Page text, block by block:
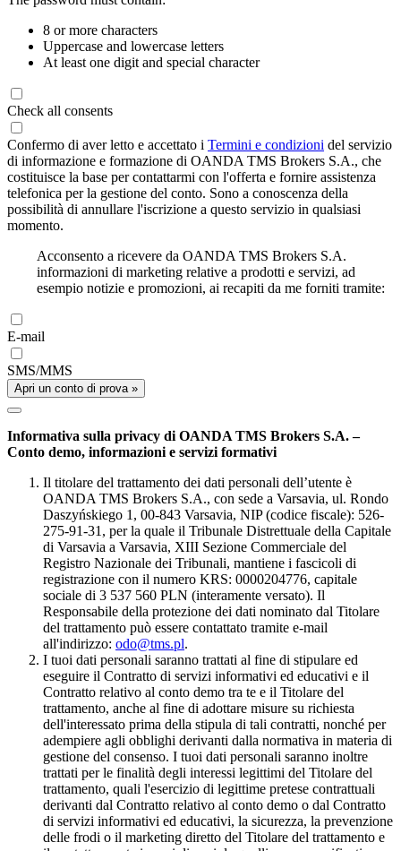
8 or more characters
Uppercase and lowercase letters
At least one digit and special character
Check all consents
Confermo di aver letto e accettato i Termini e condizioni del servizio
di informazione e formazione di OANDA TMS Brokers S.A., che
costituisce la base per contattarmi con l'offerta e fornire assistenza
telefonica per la gestione del conto. Sono a conoscenza della
possibilità di annullare l'iscrizione a questo servizio in qualsiasi
momento.
Acconsento a ricevere da OANDA TMS Brokers S.A.
informazioni di marketing relative a prodotti e servizi, ad
esempio notizie e promozioni, ai recapiti da me forniti tramite:
E-mail
SMS/MMS
Apri un conto di prova »
Informativa sulla privacy di OANDA TMS Brokers S.A. –
Conto demo, informazioni e servizi formativi
Il titolare del trattamento dei dati personali dell’utente è
OANDA TMS Brokers S.A., con sede a Varsavia, ul. Rondo
Daszyńskiego 1, 00-843 Varsavia, NIP (codice fiscale): 526-
275-91-31, per la quale il Tribunale Distrettuale della Capitale
di Varsavia a Varsavia, XIII Sezione Commerciale del
Registro Nazionale dei Tribunali, mantiene i fascicoli di
registrazione con il numero KRS: 0000204776, capitale
sociale di 3 537 560 PLN (interamente versato). Il
Responsabile della protezione dei dati nominato dal Titolare
del trattamento può essere contattato tramite e-mail
all'indirizzo: odo@tms.pl.
I tuoi dati personali saranno trattati al fine di stipulare ed
eseguire il Contratto di servizi informativi ed educativi e il
Contratto relativo al conto demo tra te e il Titolare del
trattamento, anche al fine di adottare misure su richiesta
dell'interessato prima della stipula di tali contratti, nonché per
adempiere agli obblighi derivanti dalla normativa in materia di
gestione del consenso. I tuoi dati personali saranno inoltre
trattati per le finalità degli interessi legittimi del Titolare del
trattamento, quali l'esercizio di legittime pretese contrattuali
derivanti dal Contratto relativo al conto demo o dal Contratto
di servizi informativi ed educativi, la sicurezza, la prevenzione
delle frodi o il marketing diretto del Titolare del trattamento e